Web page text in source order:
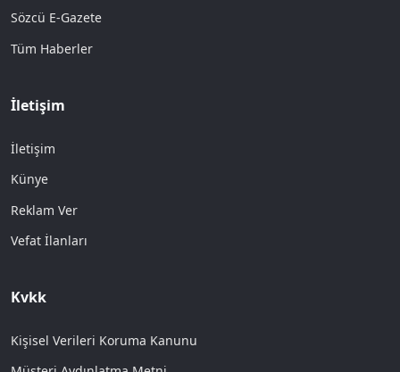
Sözcü E-Gazete
Tüm Haberler
İletişim
İletişim
Künye
Reklam Ver
Vefat İlanları
Kvkk
Kişisel Verileri Koruma Kanunu